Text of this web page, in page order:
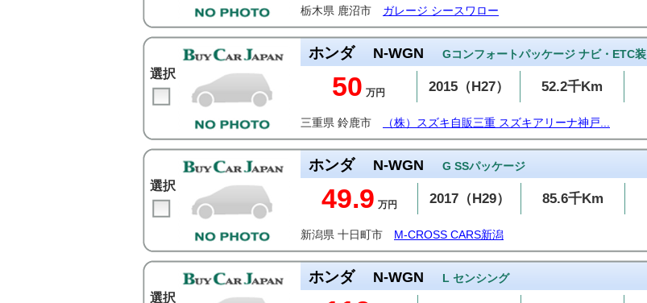
栃木県 鹿沼市 ガレージ シースワロー
選択
ホンダ N-WGN Gコンフォートパッケージ ナビ・ETC装
50 万円 2015（H27） 52.2千Km
三重県 鈴鹿市 （株）スズキ自販三重 スズキアリーナ神戸...
選択
ホンダ N-WGN G SSパッケージ
49.9 万円 2017（H29） 85.6千Km
新潟県 十日町市 M-CROSS CARS新潟
選択
ホンダ N-WGN L センシング